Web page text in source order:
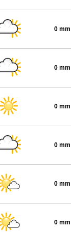
0 mm
0 mm
0 mm
0 mm
0 mm
0 mm